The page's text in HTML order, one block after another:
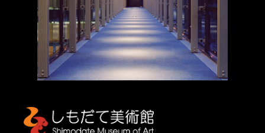
しもだて美術館